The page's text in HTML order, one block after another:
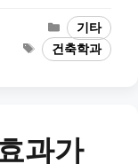
Categories
기타
Tags건축학과
과가